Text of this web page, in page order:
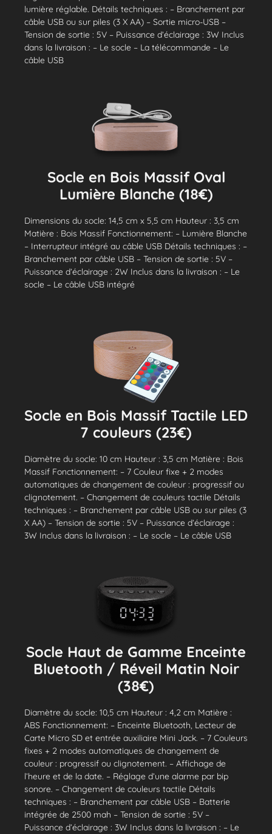
lumière réglable. Détails techniques : – Branchement par
câble USB ou sur piles (3 X AA) – Sortie micro-USB –
Tension de sortie : 5V – Puissance d’éclairage : 3W Inclus
dans la livraison : – Le socle – La télécommande – Le
câble USB
Socle en Bois Massif Oval
Lumière Blanche (18€)
Dimensions du socle: 14,5 cm x 5,5 cm Hauteur : 3,5 cm
Matière : Bois Massif Fonctionnement: – Lumière Blanche
– Interrupteur intégré au câble USB Détails techniques : –
Branchement par câble USB – Tension de sortie : 5V –
Puissance d’éclairage : 2W Inclus dans la livraison : – Le
socle – Le câble USB intégré
Socle en Bois Massif Tactile LED
7 couleurs (23€)
Diamètre du socle: 10 cm Hauteur : 3,5 cm Matière : Bois
Massif Fonctionnement: – 7 Couleur fixe + 2 modes
automatiques de changement de couleur : progressif ou
clignotement. – Changement de couleurs tactile Détails
techniques : – Branchement par câble USB ou sur piles (3
X AA) – Tension de sortie : 5V – Puissance d’éclairage :
3W Inclus dans la livraison : – Le socle – Le câble USB
Socle Haut de Gamme Enceinte
Bluetooth / Réveil Matin Noir
(38€)
Diamètre du socle: 10,5 cm Hauteur : 4,2 cm Matière :
ABS Fonctionnement: – Enceinte Bluetooth, Lecteur de
Carte Micro SD et entrée auxiliaire Mini Jack. – 7 Couleurs
fixes + 2 modes automatiques de changement de
couleur : progressif ou clignotement. – Affichage de
l’heure et de la date. – Réglage d’une alarme par bip
sonore. – Changement de couleurs tactile Détails
techniques : – Branchement par câble USB – Batterie
intégrée de 2500 mah – Tension de sortie : 5V –
Puissance d’éclairage : 3W Inclus dans la livraison : – Le